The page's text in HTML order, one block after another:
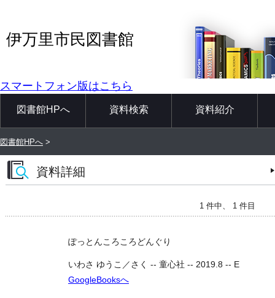
伊万里市民図書館
スマートフォン版はこちら
図書館HPへ 資料検索 資料紹介
図書館HPへ >
資料詳細
1 件中、 1 件目
ぽっとんころころどんぐり
いわさ ゆうこ／さく -- 童心社 -- 2019.8 -- E
GoogleBooksへ